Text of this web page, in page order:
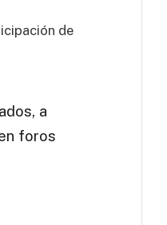
de
a
foros